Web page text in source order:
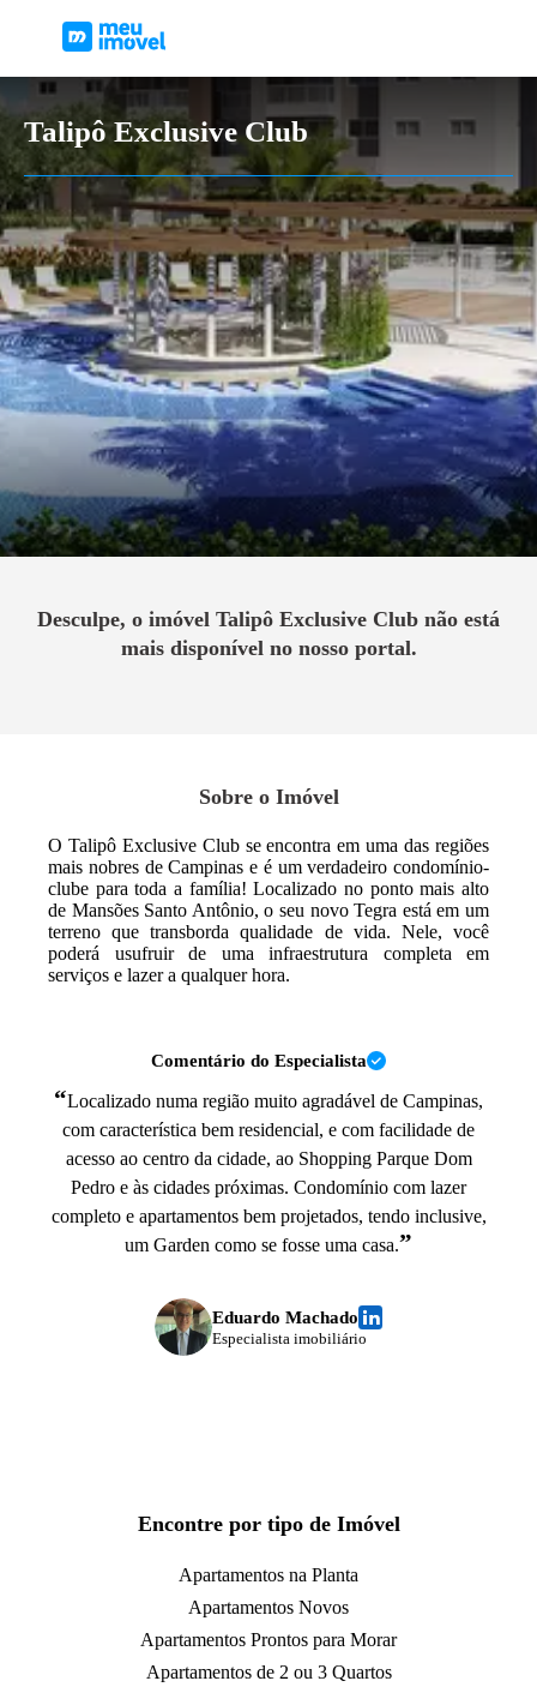
Talipô Exclusive Club
Desculpe, o imóvel Talipô Exclusive Club não está
mais disponível no nosso portal.
Sobre o Imóvel
O Talipô Exclusive Club se encontra em uma das regiões
mais nobres de Campinas e é um verdadeiro condomínio-
clube para toda a família! Localizado no ponto mais alto
de Mansões Santo Antônio, o seu novo Tegra está em um
terreno que transborda qualidade de vida. Nele, você
poderá usufruir de uma infraestrutura completa em
serviços e lazer a qualquer hora.
Comentário do Especialista
“Localizado numa região muito agradável de Campinas,
com característica bem residencial, e com facilidade de
acesso ao centro da cidade, ao Shopping Parque Dom
Pedro e às cidades próximas. Condomínio com lazer
completo e apartamentos bem projetados, tendo inclusive,
um Garden como se fosse uma casa.”
Eduardo Machado
Especialista imobiliário
Encontre por tipo de Imóvel
Apartamentos na Planta
Apartamentos Novos
Apartamentos Prontos para Morar
Apartamentos de 2 ou 3 Quartos